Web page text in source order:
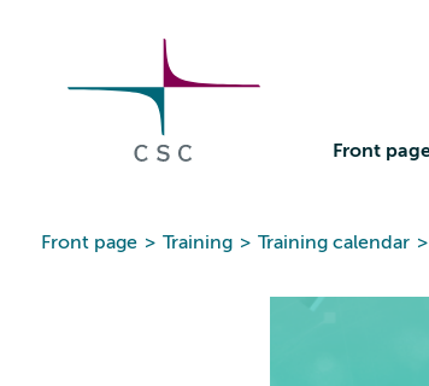
Front
Front page > Training > Training calendar >